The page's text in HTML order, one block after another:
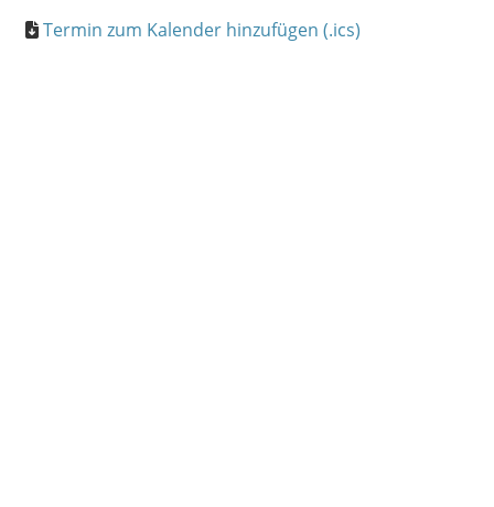
Termin zum Kalender hinzufügen (.ics)